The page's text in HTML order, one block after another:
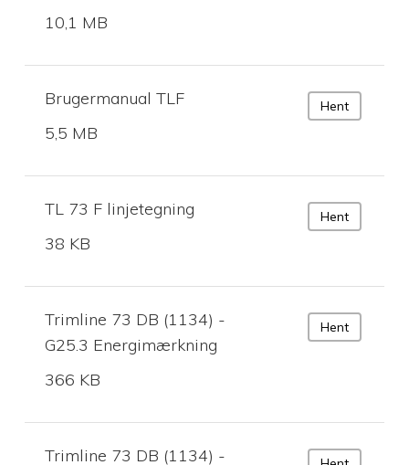
10,1 MB
Brugermanual TLF
5,5 MB
Hent
TL 73 F linjetegning
38 KB
Hent
Trimline 73 DB (1134) -
G25.3 Energimærkning
366 KB
Hent
Trimline 73 DB (1134) -